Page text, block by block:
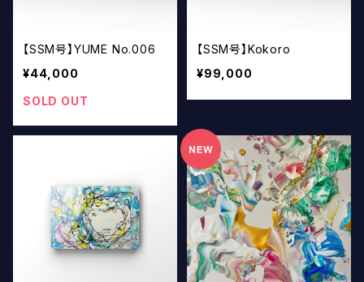
【SSM号】YUME No.006
¥44,000
SOLD OUT
【SSM号】Kokoro
¥99,000